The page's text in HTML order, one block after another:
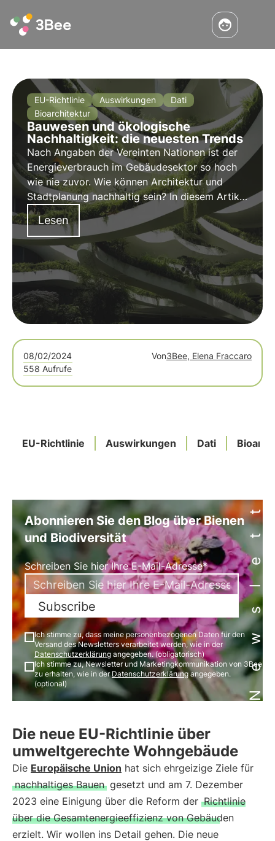
EU-Richtlinie Auswirkungen
Dati
Bioarchitektur
Bauwesen und ökologische
Nachhaltigkeit: die neuesten Trends
Nach Angaben der Vereinten Nationen ist der
Energieverbrauch im Gebäudesektor so hoch
wie nie zuvor. Wie können Architektur und
Stadtplanung nachhaltig sein? In diesem Artikel
erfahren Sie mehr über die neuen europäischen
Richtlinien und die Rolle der Überwachung im
Bau- und Immobiliensektor.
Lesen
08/02/2024 Von3Bee, Elena Fraccaro
558 Aufrufe
EU-Richtlinie Auswirkungen Dati Newsletter
Abonnieren Sie den Blog über Bienen
und Biodiversität
Schreiben Sie hier Ihre E-Mail-Adresse*
Subscribe
Ich stimme zu, dass meine personenbezogenen Daten für den
Versand des Newsletters verarbeitet werden, wie in der
Datenschutzerklärung angegeben. (obligatorisch)
Ich stimme zu, Newsletter und Marketingkommunikation von 3Bee
zu erhalten, wie in derDatenschutzerklärungangegeben.
(optional)
Die neue EU-Richtlinie über
umweltgerechte Wohngebäude
Die Europäische Union hat sich ehrgeizige Ziele für
nachhaltiges Bauen gesetzt und am 7. Dezember
2023 eine Einigung über die Reform der Richtlinie
über die Gesamtenergieeffizienz von Gebäuden
erzielt. Wir wollen ins Detail gehen. Die neue